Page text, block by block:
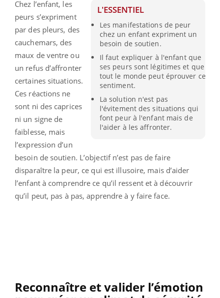
L'ESSENTIEL
Les manifestations de peur
chez un enfant expriment un
besoin de soutien.
Il faut expliquer à l'enfant que
ses peurs sont légitimes et que
tout le monde peut éprouver ce
sentiment.
La solution n'est pas
l'évitement des situations qui
font peur à l'enfant mais de
l'aider à les affronter.
Chez l’enfant, les
peurs s’expriment
par des pleurs, des
cauchemars, des
maux de ventre ou
un refus d’affronter
certaines situations.
Ces réactions ne
sont ni des caprices
ni un signe de
faiblesse, mais
l’expression d’un
besoin de soutien. L’objectif n’est pas de faire
disparaître la peur, ce qui est illusoire, mais d’aider
l’enfant à comprendre ce qu’il ressent et à découvrir
qu’il peut, pas à pas, apprendre à y faire face.
Reconnaître et valider l’émotion